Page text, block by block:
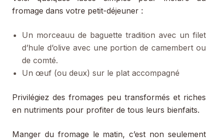
fromage dans votre petit-déjeuner :
Un morceauu de baguette tradition avec un filet
d’hule d’olive avec une portion de camembert ou
de comté.
Un œuf (ou deux) sur le plat accompagné
Privilégiez des fromages peu transformés et riches
en nutriments pour profiter de tous leurs bienfaits.
Manger du fromage le matin, c’est non seulement